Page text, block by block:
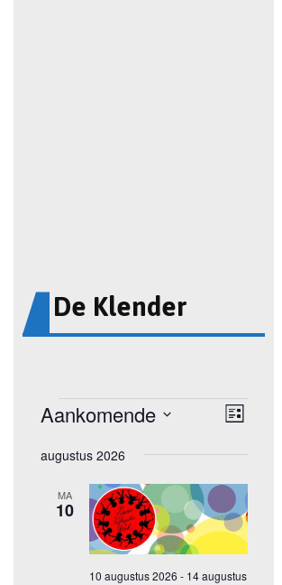
De Klender